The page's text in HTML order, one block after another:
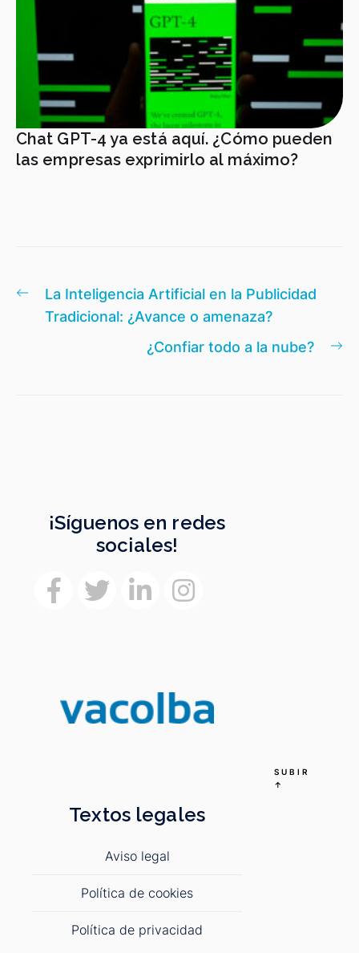
Chat GPT-4 ya está aquí. ¿Cómo pueden
las empresas exprimirlo al máximo?
Navegación
Entrada
anterior:
La Inteligencia Artificial en la Publicidad
Tradicional: ¿Avance o amenaza?
¿Confiar todo a la nube?
¡Síguenos en redes
sociales!
Textos legales
Aviso legal
Política de cookies
Política de privacidad
SUBIR
↑